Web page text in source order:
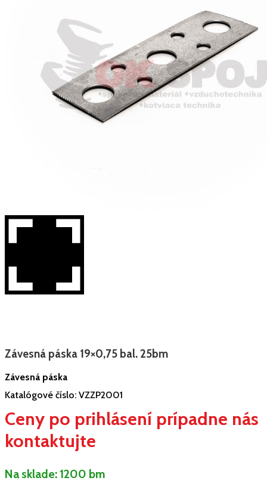
Závesná páska 19×0,75 bal. 25bm
Závesná páska
Katalógové číslo: VZZP2001
Ceny po prihlásení prípadne nás
kontaktujte
Na sklade: 1200 bm